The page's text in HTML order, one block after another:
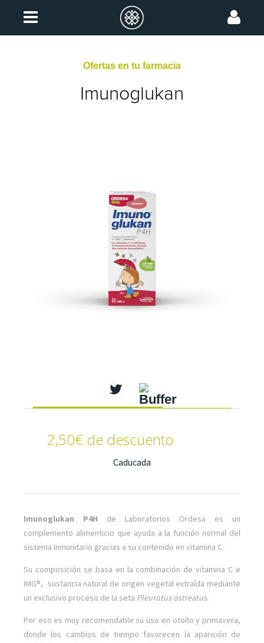
Ofertas en tu farmacia
Imunoglukan
2,50€ de descuento
Caducada
Imunoglukan P4H de Laboratorios Ordesa es un
complemento alimenticio que ayuda a la función normal del
sistema Inmunitario gracias a su contenido en vitamina C.
Su composición se basa en la combinación de vitamina C e
IMG®, sustancia natural de origen vegetal extraída mediante
un exclusivo proceso de la seta Pleurotus ostreatus.
Por eso es muy recomendable su uso en otoño y primavera,
donde los cambios de tiempo favorecen la aparición de